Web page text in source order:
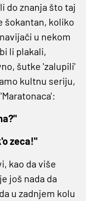
do znanja što taj
šokantan, koliko
u nekom
li plakali,
šutke 'zalupili'
kultnu seriju,
zeca!"
kao da više
još nada da
u zadnjem kolu